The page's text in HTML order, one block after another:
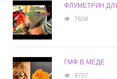
ФЛУМЕТРИН
7608
ГМФ В МЕДЕ
9707